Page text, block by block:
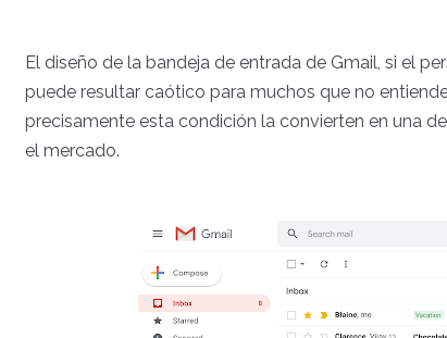
El diseño de la bandeja de entrada de Gmail, si el
puede resultar caótico para muchos que no
precisamente esta condición la convierten en una
el mercado.